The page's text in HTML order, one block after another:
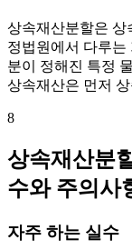
상속재산분할은 상
정법원에서 다루는
분이 정해진 특정
상속재산은 먼저
8
상속재산분
수와 주의사
자주 하는 실수